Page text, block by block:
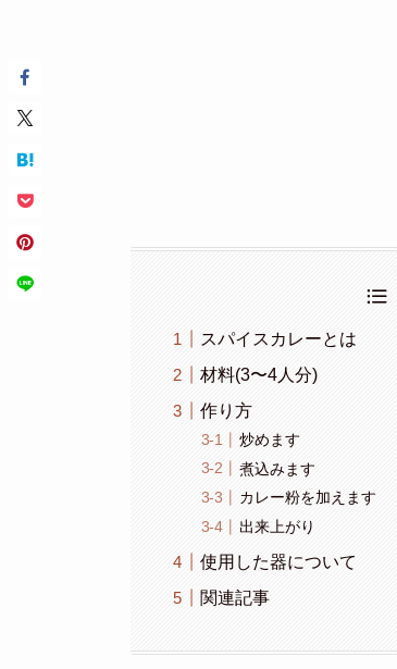
スパイスカレーとは
材料(3〜4人分)
作り方
炒めます
煮込みます
カレー粉を加えます
出来上がり
使用した器について
関連記事